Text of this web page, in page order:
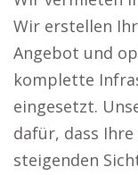
Wir erstellen
Angebot und
komplette
eingesetzt.
dafür, dass
steigenden